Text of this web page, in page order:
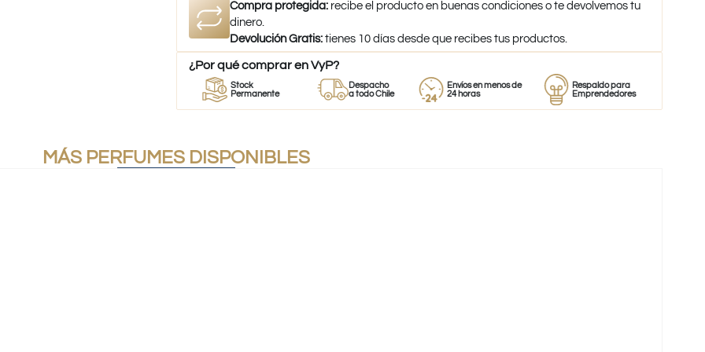
Compra protegida: recibe el producto en buenas condiciones o te devolvemos tu
dinero.
Devolución Gratis: tienes 10 días desde que recibes tus productos.
¿Por qué comprar en VyP?
Stock
Permanente
Despacho
a todo Chile
Envíos en menos de
24 horas
Respaldo para
Emprendedores
MÁS PERFUMES DISPONIBLES